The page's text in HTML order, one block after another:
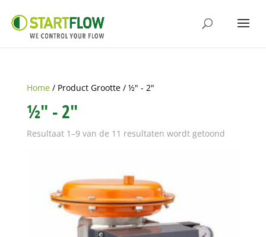
Home/ Product Grootte / ½" - 2"
½" - 2"
Resultaat 1–9 van de 11 resultaten wordt getoond